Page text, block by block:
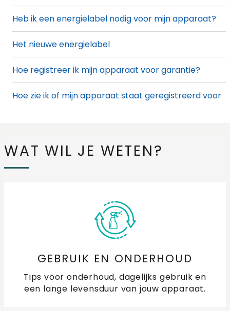
Heb ik een energielabel nodig voor mijn apparaat?
Het nieuwe energielabel
Hoe registreer ik mijn apparaat voor garantie?
Hoe zie ik of mijn apparaat staat geregistreerd voor
FAQ's: Veelgestelde vragen acties
Waar vind ik het model-, serie-, of artikelnummer en
QR-code van mijn apparaat?
garantie?
WAT WIL JE WETEN?
GEBRUIK EN ONDERHOUD
Tips voor onderhoud, dagelijks gebruik en
een lange levensduur van jouw apparaat.